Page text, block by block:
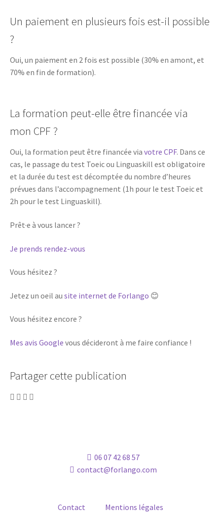
Un paiement en plusieurs fois est-il possible
?
Oui, un paiement en 2 fois est possible (30% en amont, et
70% en fin de formation).
La formation peut-elle être financée via
mon CPF ?
Oui, la formation peut être financée via votre CPF. Dans ce
cas, le passage du test Toeic ou Linguaskill est obligatoire
et la durée du test est décomptée du nombre d’heures
prévues dans l’accompagnement (1h pour le test Toeic et
2h pour le test Linguaskill).
Prêt·e à vous lancer ?
Je prends rendez-vous
Vous hésitez ?
Jetez un oeil au site internet de Forlango 😊
Vous hésitez encore ?
Mes avis Google vous décideront à me faire confiance !
Partager cette publication
06 07 42 68 57
contact@forlango.com
Contact Mentions légales